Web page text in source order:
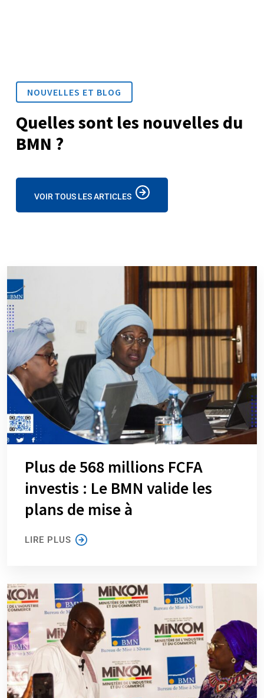
NOUVELLES ET BLOG
Quelles sont les nouvelles du
BMN ?
VOIR TOUS LES ARTICLES
Plus de 568 millions FCFA
investis : Le BMN valide les
plans de mise à
LIRE PLUS